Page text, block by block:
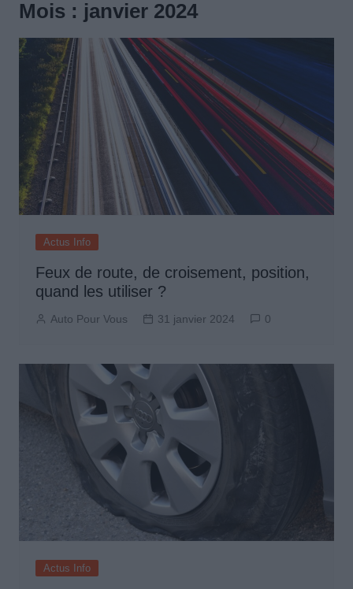
Mois : janvier 2024
Actus Info
Feux de route, de croisement, position,
quand les utiliser ?
Auto Pour Vous 31 janvier 2024 0
Actus Info